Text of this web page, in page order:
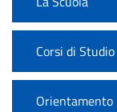
Corsi di Studio
Orientamento